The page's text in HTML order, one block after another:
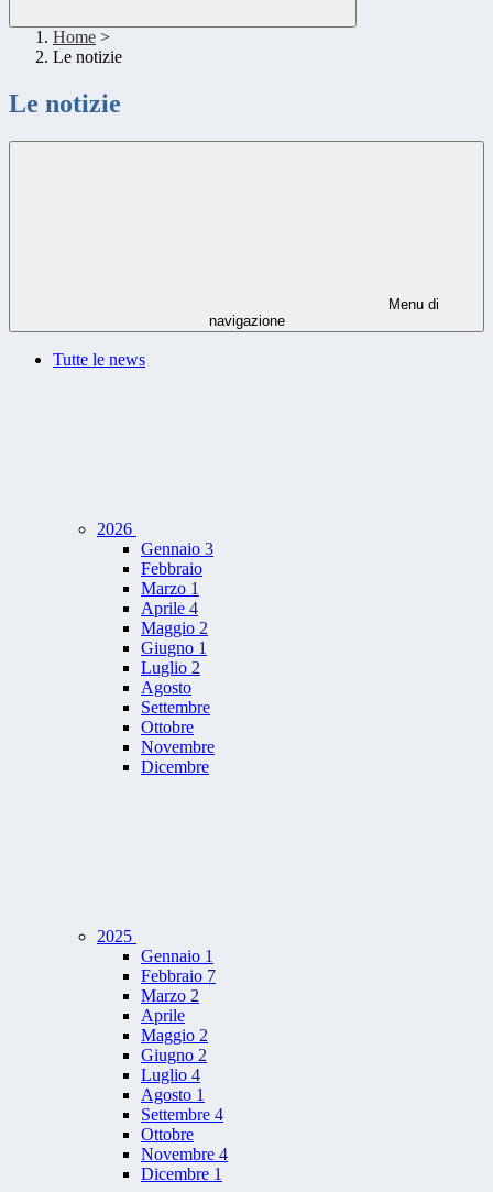
Home >
Le notizie
Le notizie
Menu di
navigazione
Tutte le news
2026
Gennaio 3
Febbraio
Marzo 1
Aprile 4
Maggio 2
Giugno 1
Luglio 2
Agosto
Settembre
Ottobre
Novembre
Dicembre
2025
Gennaio 1
Febbraio 7
Marzo 2
Aprile
Maggio 2
Giugno 2
Luglio 4
Agosto 1
Settembre 4
Ottobre
Novembre 4
Dicembre 1